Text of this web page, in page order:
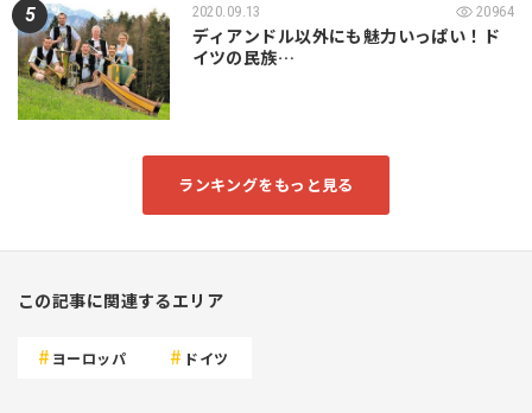
2020.09.13 20964
ディアンドル以外にも魅力いっぱい！ド
イツの民族…
ランキングをもっと見る
この記事に関連するエリア
ヨーロッパ ドイツ